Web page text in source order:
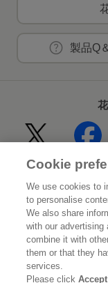
製品Q
Home
サステナビリ
ブランド
ニュースルー
Cookie
We use cookies to
to personalise
We also share
with our advertising
combine it with
them or that they
services.
Please click